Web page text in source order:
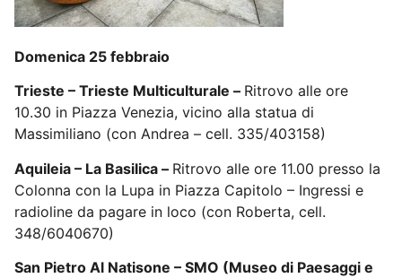
Domenica 25 febbraio
Trieste – Trieste Multiculturale – Ritrovo alle ore
10.30 in Piazza Venezia, vicino alla statua di
Massimiliano (con Andrea – cell. 335/403158)
Aquileia – La Basilica – Ritrovo alle ore 11.00 presso la
Colonna con la Lupa in Piazza Capitolo – Ingressi e
radioline da pagare in loco (con Roberta, cell.
348/6040670)
San Pietro Al Natisone – SMO (Museo di Paesaggi e